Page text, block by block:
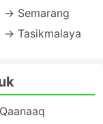
→ Semarang
→ Tasikmalaya